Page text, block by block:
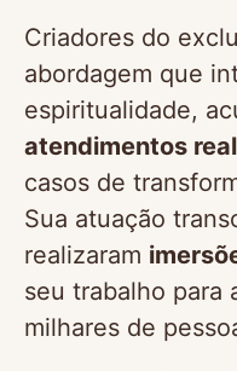
Criadores do
abordagem que
espiritualidade,
atendimentos
casos de
Sua atuação
realizaram
seu trabalho para
milhares de